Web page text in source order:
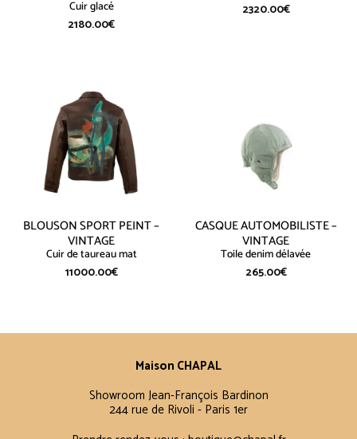
Cuir glacé
2180.00€
2320.00€
BLOUSON SPORT PEINT –
VINTAGE
Cuir de taureau mat
11000.00€
CASQUE AUTOMOBILISTE –
VINTAGE
Toile denim délavée
265.00€
Maison CHAPAL
Showroom Jean-François Bardinon
244 rue de Rivoli - Paris 1er